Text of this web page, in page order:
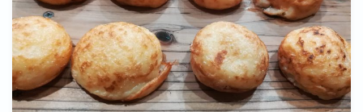
はじめての方はこちら
プライバシーポリシー
プライバシーポリシー
利用規約／特定商取引法に基づく表記
有料記事の決済完了ページ
特定商取引法に基づく表記